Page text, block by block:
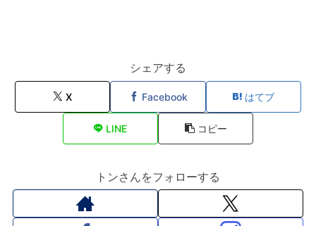
シェアする
X Facebook はてブ
LINE コピー
トンさんをフォローする